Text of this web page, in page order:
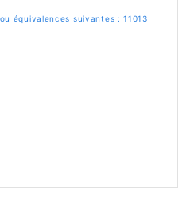
équivalences suivantes : 11013